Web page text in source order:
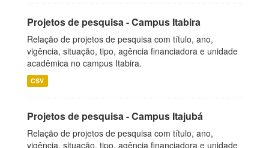
Projetos de pesquisa - Campus Itabira
Relação de projetos de pesquisa com título, ano,
vigência, situação, tipo, agência financiadora e unidade
acadêmica no campus Itabira.
CSV
Projetos de pesquisa - Campus Itajubá
Relação de projetos de pesquisa com título, ano,
vigência, situação, tipo, agência financiadora e unidade